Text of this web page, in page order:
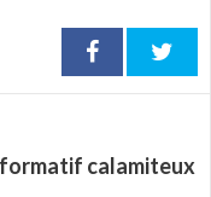
calamiteux